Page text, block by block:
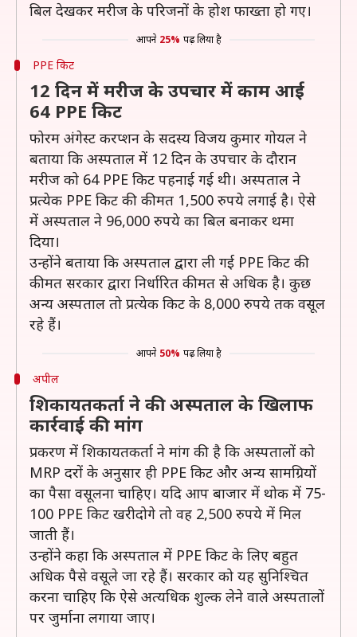
बिल देखकर मरीज के परिजनों के होश फाख्ता हो गए।
आपने 25% पढ़ लिया है
PPE किट
12 दिन में मरीज के उपचार में काम आई
64 PPE किट
फोरम अंगेस्ट करप्शन के सदस्य विजय कुमार गोयल ने
बताया कि अस्पताल में 12 दिन के उपचार के दौरान
मरीज को 64 PPE किट पहनाई गई थी। अस्पताल ने
प्रत्येक PPE किट की कीमत 1,500 रुपये लगाई है। ऐसे
में अस्पताल ने 96,000 रुपये का बिल बनाकर थमा
दिया।
उन्होंने बताया कि अस्पताल द्वारा ली गई PPE किट की
कीमत सरकार द्वारा निर्धारित कीमत से अधिक है। कुछ
अन्य अस्पताल तो प्रत्येक किट के 8,000 रुपये तक वसूल
रहे हैं।
आपने 50% पढ़ लिया है
अपील
शिकायतकर्ता ने की अस्पताल के खिलाफ
कार्रवाई की मांग
प्रकरण में शिकायतकर्ता ने मांग की है कि अस्पतालों को
MRP दरों के अनुसार ही PPE किट और अन्य सामग्रियों
का पैसा वसूलना चाहिए। यदि आप बाजार में थोक में 75-
100 PPE किट खरीदोगे तो वह 2,500 रुपये में मिल
जाती हैं।
उन्होंने कहा कि अस्पताल में PPE किट के लिए बहुत
अधिक पैसे वसूले जा रहे हैं। सरकार को यह सुनिश्चित
करना चाहिए कि ऐसे अत्यधिक शुल्क लेने वाले अस्पतालों
पर जुर्माना लगाया जाए।